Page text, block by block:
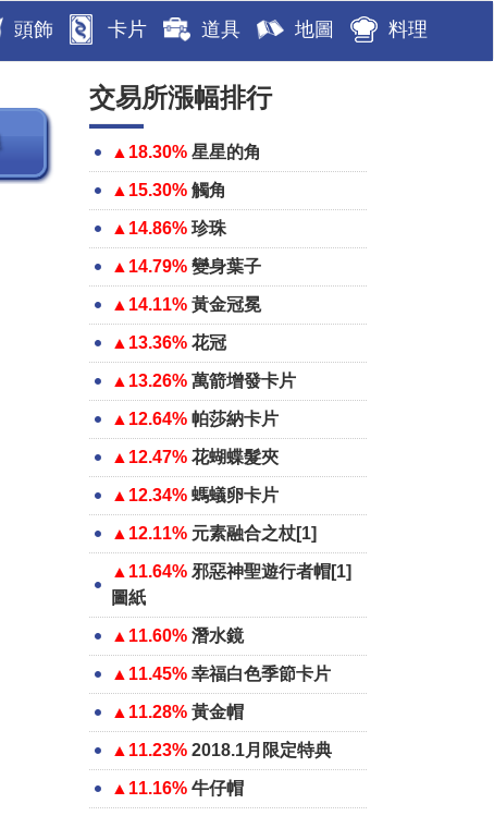
頭飾 卡片 道具 地圖 料理
交易所漲幅排行
▲18.30% 星星的角
▲15.30% 觸角
▲14.86% 珍珠
▲14.79% 變身葉子
▲14.11% 黃金冠冕
▲13.36% 花冠
▲13.26% 萬箭增發卡片
▲12.64% 帕莎納卡片
▲12.47% 花蝴蝶髮夾
▲12.34% 螞蟻卵卡片
▲12.11% 元素融合之杖[1]
▲11.64% 邪惡神聖遊行者帽[1]
圖紙
▲11.60% 潛水鏡
▲11.45% 幸福白色季節卡片
▲11.28% 黃金帽
▲11.23% 2018.1月限定特典
▲11.16% 牛仔帽